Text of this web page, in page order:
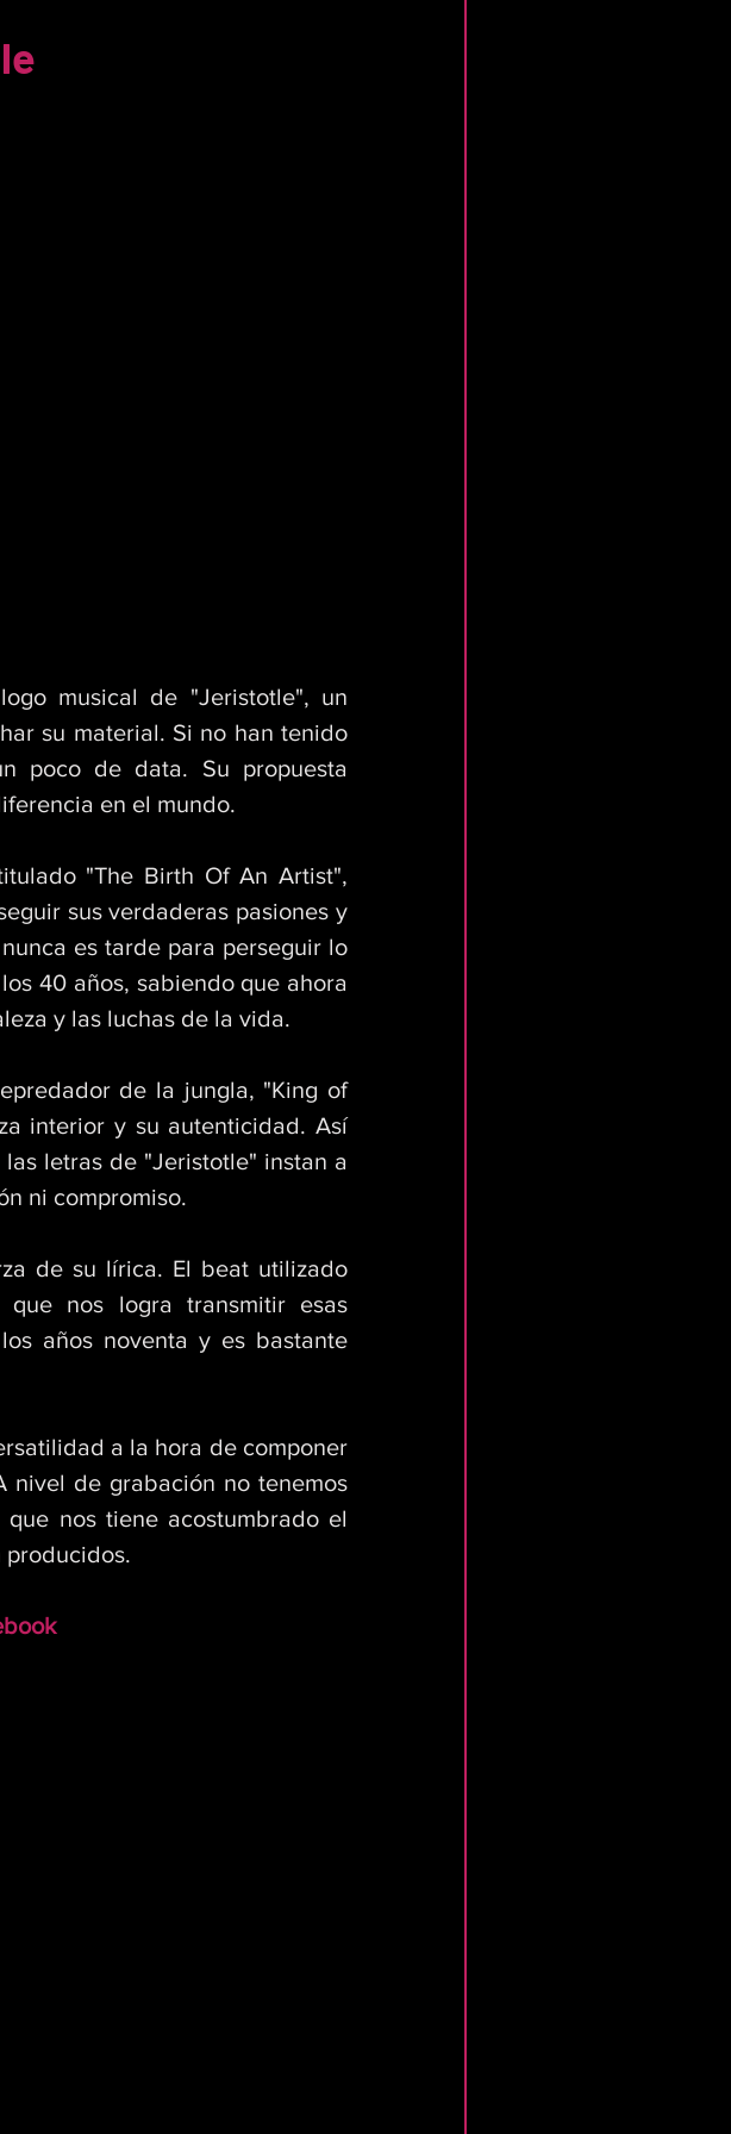
musical de "Jeristotle", un
su material. Si no han tenido
poco de data. Su propuesta
en el mundo.
"The Birth Of An Artist",
sus verdaderas pasiones y
es tarde para perseguir lo
40 años, sabiendo que ahora
y las luchas de la vida.
de la jungla, "King of
interior y su autenticidad. Así
letras de "Jeristotle" instan a
ni compromiso.
de su lírica. El beat utilizado
que nos logra transmitir esas
años noventa y es bastante
a la hora de componer
nivel de grabación no tenemos
nos tiene acostumbrado el